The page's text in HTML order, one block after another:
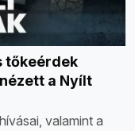
tőkeérdek
a Nyílt
valamint a